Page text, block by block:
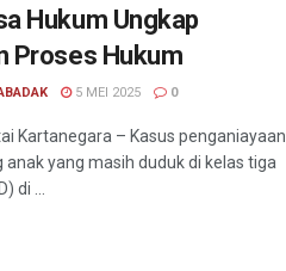
Hukum Ungkap
Proses Hukum
5 MEI 2025 0
Kartanegara – Kasus penganiayaan
yang masih duduk di kelas tiga
di ...